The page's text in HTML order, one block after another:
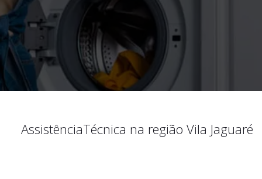
AssistênciaTécnica na região Vila Jaguaré